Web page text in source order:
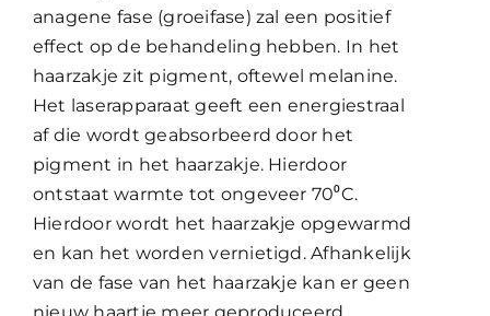
anagene fase (groeifase) zal een positief
effect op de behandeling hebben. In het
haarzakje zit pigment, oftewel melanine.
Het laserapparaat geeft een energiestraal
af die wordt geabsorbeerd door het
pigment in het haarzakje. Hierdoor
ontstaat warmte tot ongeveer 70⁰C.
Hierdoor wordt het haarzakje opgewarmd
en kan het worden vernietigd. Afhankelijk
van de fase van het haarzakje kan er geen